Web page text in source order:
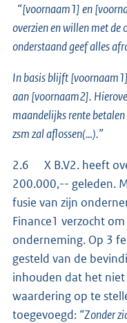
“[voornaam1] en
overzien en willen met
onderstaand geef alles
In basis blijft
aan [voornaam2].
maandelijks rente
zsm zal aflossen(…).”
2.6 X B.V2. heeft
200.000,-- geleden.
fusie van zijn
Finance1 verzocht
onderneming. Op 3
gesteld van de
inhouden dat het
waardering op te
toegevoegd: “Zonder